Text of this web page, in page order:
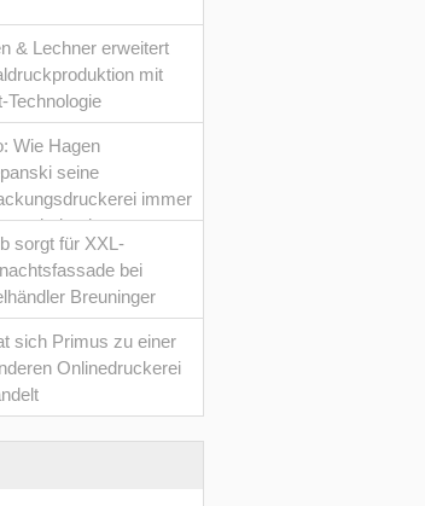
& Lechner erweitert
mit
Technologie
Wie Hagen
seine
immer
optimiert hat
sorgt für XXL-
bei
Breuninger
sich Primus zu einer
Onlinedruckerei